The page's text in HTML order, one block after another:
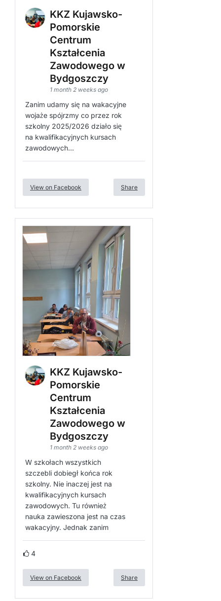
KKZ Kujawsko-
Pomorskie
Centrum
Kształcenia
Zawodowego w
Bydgoszczy
1 month 2 weeks ago
Zanim udamy się na wakacyjne
wojaże spójrzmy co przez rok
szkolny 2025/2026 działo się
na kwalifikacyjnych kursach
zawodowych...
View on Facebook Share
KKZ Kujawsko-
Pomorskie
Centrum
Kształcenia
Zawodowego w
Bydgoszczy
1 month 2 weeks ago
W szkołach wszystkich
szczebli dobiegł końca rok
szkolny. Nie inaczej jest na
kwalifikacyjnych kursach
zawodowych. Tu również
nauka zawieszona jest na czas
wakacyjny. Jednak zanim
4
View on Facebook Share